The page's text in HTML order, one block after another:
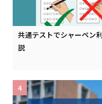
共通テストでシャーペン
説
4